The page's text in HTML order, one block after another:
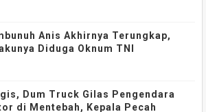
Anis Akhirnya Terungkap,
Diduga Oknum TNI
Dum Truck Gilas Pengendara
di Mentebah, Kepala Pecah